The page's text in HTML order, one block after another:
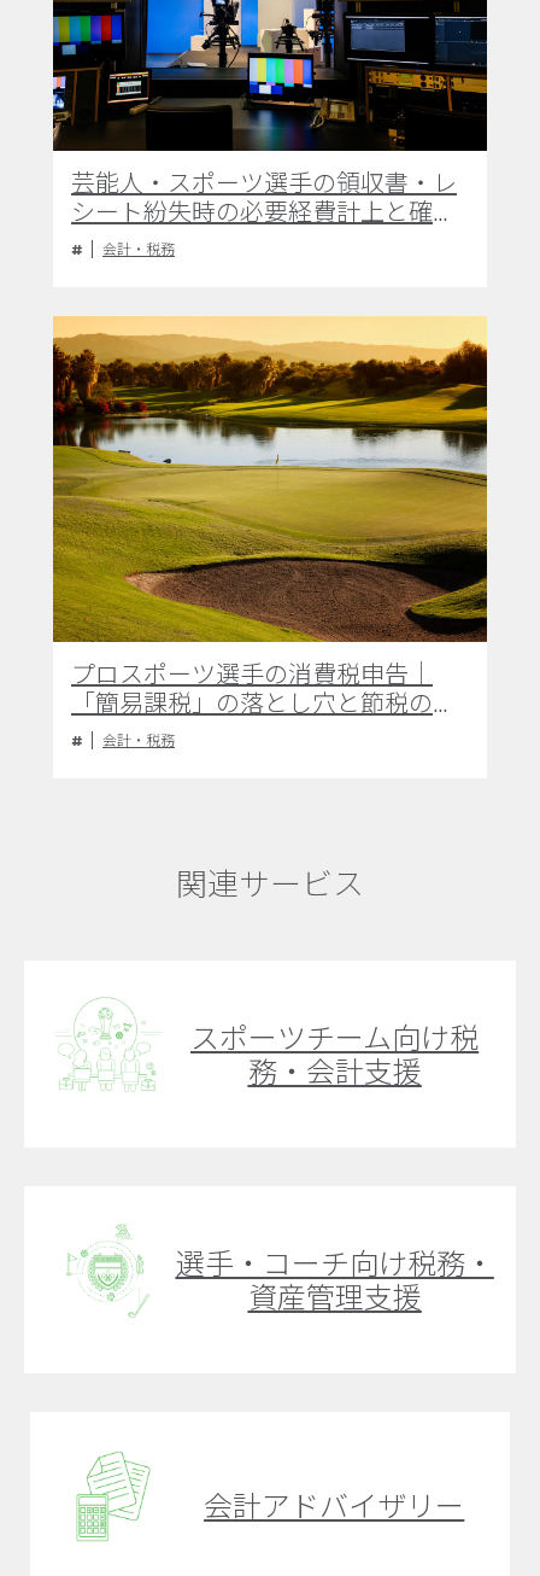
芸能人・スポーツ選手の領収書・レ
シート紛失時の必要経費計上と確定
申告上の実務対応
会計・税務
プロスポーツ選手の消費税申告｜
「簡易課税」の落とし穴と節税のポ
イント
会計・税務
関連サービス
スポーツチーム向け税
務・会計支援
選手・コーチ向け税務・
資産管理支援
会計アドバイザリー